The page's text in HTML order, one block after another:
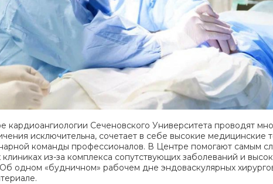
кардиоангиологии Сеченовского Университета проводят
исключительна, сочетает в себе высокие медицинские
команды профессионалов. В Центре помогают самым
клиниках из-за комплекса сопутствующих заболеваний и
одном «будничном» рабочем дне эндоваскулярных